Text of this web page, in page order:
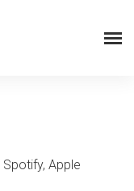
Apple